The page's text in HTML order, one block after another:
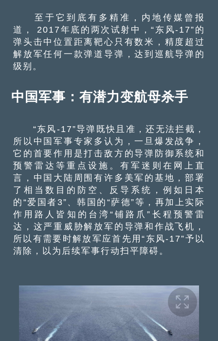
至于它到底有多精准，内地传媒曾报
道， 2017年底的两次试射中，“东风-17”的
弹头击中位置距离靶心只有数米，精度超过
解放军任何一款弹道导弹，达到巡航导弹的
级别。
中国军事：有潜力变航母杀手
“东风-17”导弹既快且准，还无法拦截，
所以中国军事专家多认为，一旦爆发战争，
它的首要作用是打击敌方的导弹防御系统和
预警雷达等重点设施。有军迷则在网上直
言，中国大陆周围有许多美军的基地，部署
了相当数目的防空、反导系统，例如日本
的“爱国者3”、韩国的“萨德”等，再加上实际
作用路人皆知的台湾“铺路爪”长程预警雷
达，这严重威胁解放军的导弹和作战飞机，
所以有需要时解放军应首先用“东风-17”予以
清除，以为后续军事行动扫平障碍。